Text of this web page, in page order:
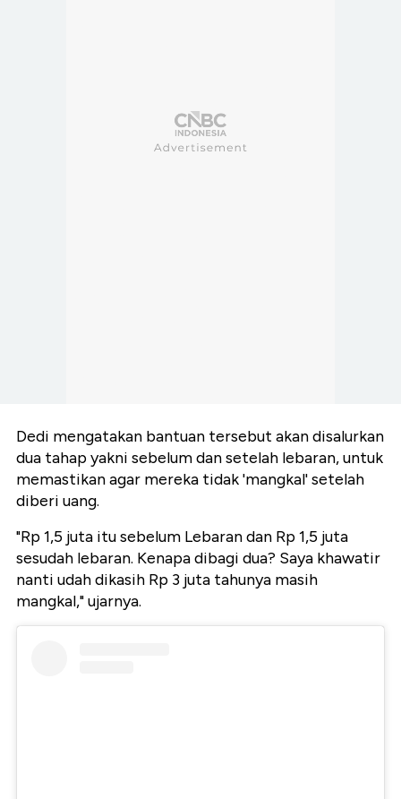
Dedi mengatakan bantuan tersebut akan disalurkan
dua tahap yakni sebelum dan setelah lebaran, untuk
memastikan agar mereka tidak 'mangkal' setelah
diberi uang.
"Rp 1,5 juta itu sebelum Lebaran dan Rp 1,5 juta
sesudah lebaran. Kenapa dibagi dua? Saya khawatir
nanti udah dikasih Rp 3 juta tahunya masih
mangkal," ujarnya.